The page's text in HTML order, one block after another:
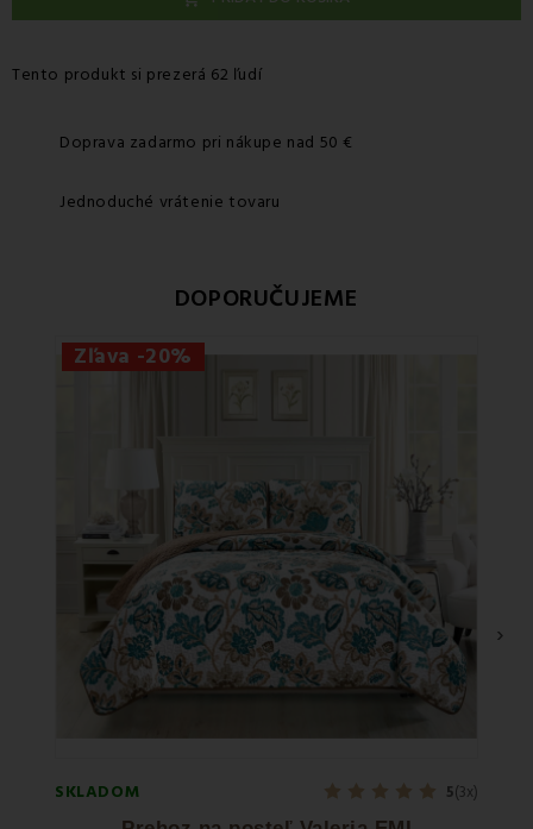
Tento produkt si prezerá 62 ľudí
Doprava zadarmo pri nákupe nad 50 €
Jednoduché vrátenie tovaru
DOPORUČUJEME
Zľava -20%
SKLADOM 5(3x)
›